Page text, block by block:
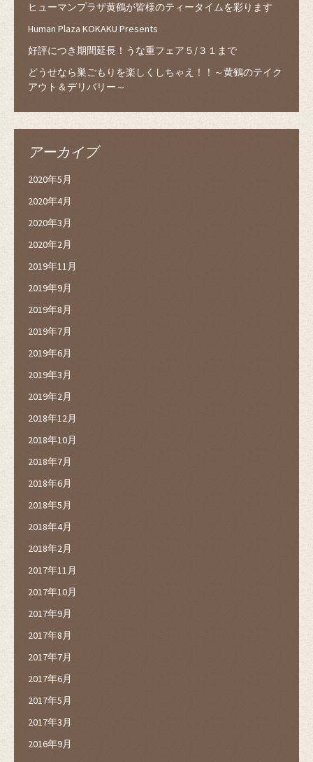
ヒューマンプラザ黄鶴が皆様のティータイムを彩ります
Human Plaza KOKAKU Presents
好評につき期間延長！うな重フェア５/３１まで
どうせなら巣ごもりを楽しくしちゃえ！！～黄鶴のテイク
アウト＆デリバリー～
アーカイブ
2020年5月
2020年4月
2020年3月
2020年2月
2019年11月
2019年9月
2019年8月
2019年7月
2019年6月
2019年3月
2019年2月
2018年12月
2018年10月
2018年7月
2018年6月
2018年5月
2018年4月
2018年2月
2017年11月
2017年10月
2017年9月
2017年8月
2017年7月
2017年6月
2017年5月
2017年3月
2016年9月